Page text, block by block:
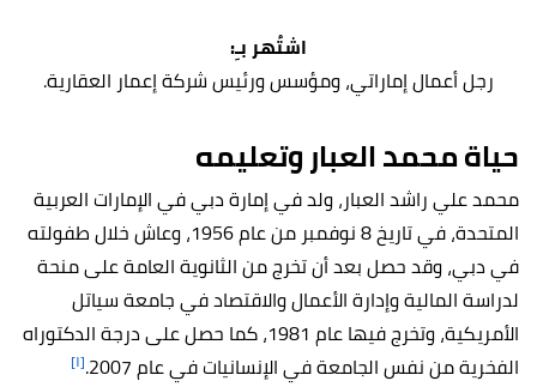
اشتُهر بـِ:
رجل أعمال إماراتي، ومؤسس ورئيس شركة إعمار العقارية.
حياة محمد العبار وتعليمه
محمد علي راشد العبار، ولد في إمارة دبي في الإمارات العربية
المتحدة، في تاريخ 8 نوفمبر من عام 1956، وعاش خلال طفولته
في دبي، وقد حصل بعد أن تخرج من الثانوية العامة على منحة
لدراسة المالية وإدارة الأعمال والاقتصاد في جامعة سياتل
الأمريكية، وتخرج فيها عام 1981، كما حصل على درجة الدكتوراه
الفخرية من نفس الجامعة في الإنسانيات في عام 2007.
[١]